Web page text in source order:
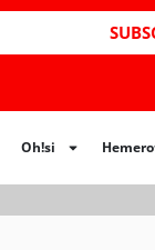
Oh!si
Hemeroteca